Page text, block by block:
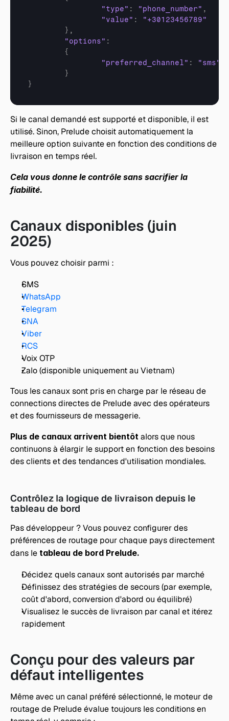
"type" : "phone_number" ,
"value" :
"+30123456789"
} ,
"options" :
{
"preferred_channel" :
"sms"
}
}
Si le canal demandé est supporté et disponible, il est
utilisé. Sinon, Prelude choisit automatiquement la
meilleure option suivante en fonction des conditions de
livraison en temps réel.
Cela vous donne le contrôle sans sacrifier la
fiabilité.
Canaux disponibles (juin
2025)
Vous pouvez choisir parmi :
SMS
WhatsApp
Telegram
SNA
Viber
RCS
Voix OTP
Zalo (disponible uniquement au Vietnam)
Tous les canaux sont pris en charge par le réseau de
connections directes de Prelude avec des opérateurs
et des fournisseurs de messagerie.
Plus de canaux arrivent bientôt alors que nous
continuons à élargir le support en fonction des besoins
des clients et des tendances d'utilisation mondiales.
Contrôlez la logique de livraison depuis le
tableau de bord
Pas développeur ? Vous pouvez configurer des
préférences de routage pour chaque pays directement
dans le tableau de bord Prelude.
Décidez quels canaux sont autorisés par marché
Définissez des stratégies de secours (par exemple,
coût d'abord, conversion d'abord ou équilibré)
Visualisez le succès de livraison par canal et itérez
rapidement
Conçu pour des valeurs par
défaut intelligentes
Même avec un canal préféré sélectionné, le moteur de
routage de Prelude évalue toujours les conditions en